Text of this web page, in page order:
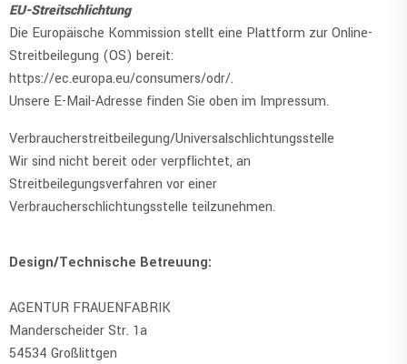
EU-Streitschlichtung
Die Europäische Kommission stellt eine Plattform zur Online-
Streitbeilegung (OS) bereit:
https://ec.europa.eu/consumers/odr/.
Unsere E-Mail-Adresse finden Sie oben im Impressum.
Verbraucher­streit­beilegung/Universal­schlichtungs­stelle
Wir sind nicht bereit oder verpflichtet, an
Streitbeilegungsverfahren vor einer
Verbraucherschlichtungsstelle teilzunehmen.
Design/Technische Betreuung:
AGENTUR FRAUENFABRIK
Manderscheider Str. 1a
54534 Großlittgen